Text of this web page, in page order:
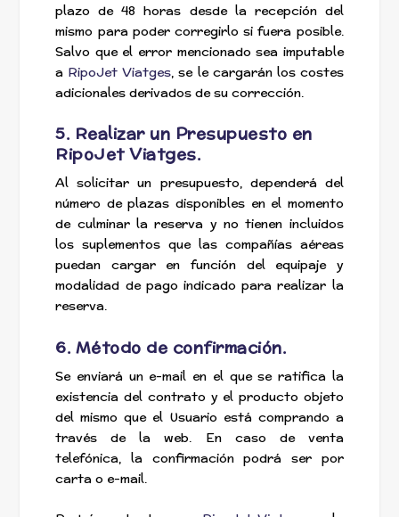
plazo de 48 horas desde la recepción del
mismo para poder corregirlo si fuera posible.
Salvo que el error mencionado sea imputable
a RipoJet Viatges, se le cargarán los costes
adicionales derivados de su corrección.
5. Realizar un Presupuesto en
RipoJet Viatges.
Al solicitar un presupuesto, dependerá del
número de plazas disponibles en el momento
de culminar la reserva y no tienen incluidos
los suplementos que las compañías aéreas
puedan cargar en función del equipaje y
modalidad de pago indicado para realizar la
reserva.
6. Método de confirmación.
Se enviará un e-mail en el que se ratifica la
existencia del contrato y el producto objeto
del mismo que el Usuario está comprando a
través de la web. En caso de venta
telefónica, la confirmación podrá ser por
carta o e-mail.